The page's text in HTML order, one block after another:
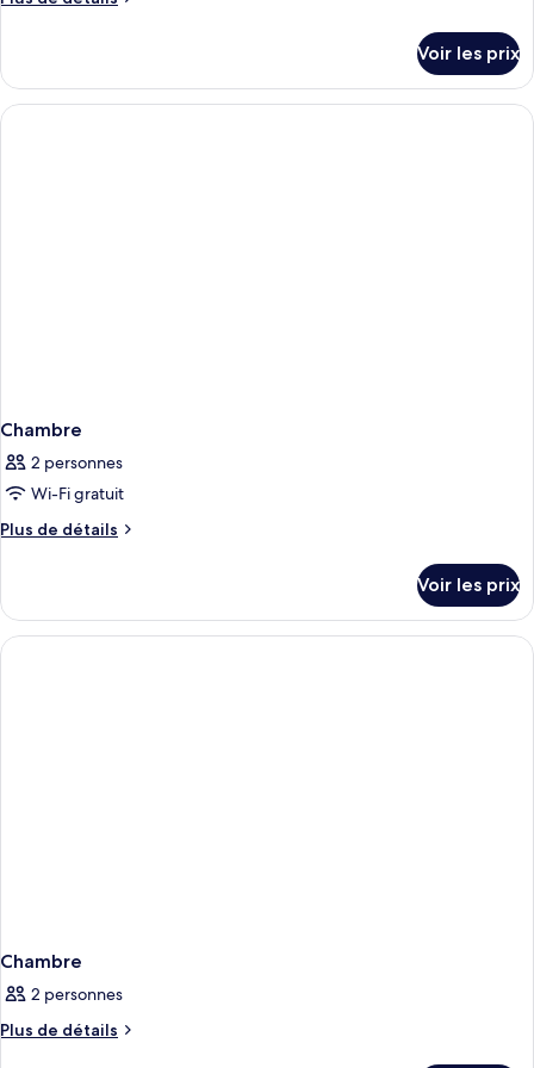
le
type
de
Voir les prix
Chambre
2 personnes
Wi-Fi gratuit
Plus de détails
Plus
le
type
de
Voir les prix
Chambre
2 personnes
Plus de détails
Plus